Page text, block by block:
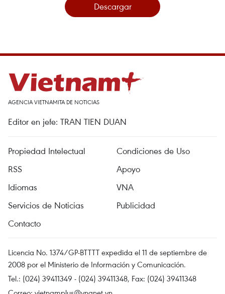
Descargar
AGENCIA VIETNAMITA DE NOTICIAS
Editor en jefe: TRAN TIEN DUAN
Propiedad Intelectual
Condiciones de Uso
RSS
Apoyo
Idiomas
VNA
Servicios de Noticias
Publicidad
Contacto
Licencia No. 1374/GP-BTTTT expedida el 11 de septiembre de
2008 por el Ministerio de Información y Comunicación.
Tel.: (024) 39411349 - (024) 39411348, Fax: (024) 39411348